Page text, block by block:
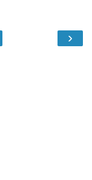
›